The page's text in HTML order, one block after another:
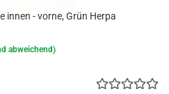
innen - vorne, Grün Herpa
abweichend)